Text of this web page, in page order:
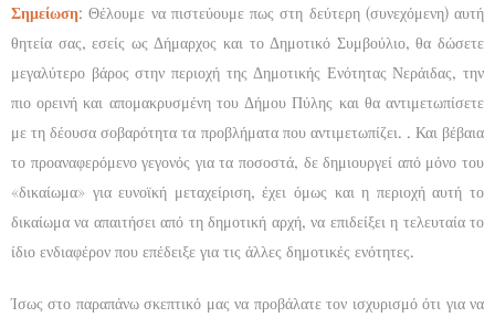
Σημείωση: Θέλουμε να πιστεύουμε πως στη δεύτερη (συνεχόμενη) αυτή
θητεία σας, εσείς ως Δήμαρχος και το Δημοτικό Συμβούλιο, θα δώσετε
μεγαλύτερο βάρος στην περιοχή της Δημοτικής Ενότητας Νεράιδας, την
πιο ορεινή και απομακρυσμένη του Δήμου Πύλης και θα αντιμετωπίσετε
με τη δέουσα σοβαρότητα τα προβλήματα που αντιμετωπίζει. . Και βέβαια
το προαναφερόμενο γεγονός για τα ποσοστά, δε δημιουργεί από μόνο του
«δικαίωμα» για ευνοϊκή μεταχείριση, έχει όμως και η περιοχή αυτή το
δικαίωμα να απαιτήσει από τη δημοτική αρχή, να επιδείξει η τελευταία το
ίδιο ενδιαφέρον που επέδειξε για τις άλλες δημοτικές ενότητες.
Ίσως στο παραπάνω σκεπτικό μας να προβάλατε τον ισχυρισμό ότι για να